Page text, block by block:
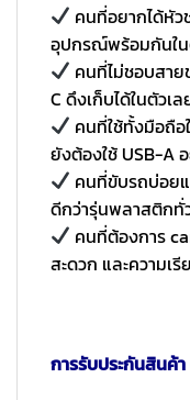
คนที่อยากได้หัว
อุปกรณ์พร้อมกันใน
คนที่ไม่ชอบสาย
C ดึงเก็บได้ในตัวเล
คนที่ใช้ทั้งมือถื
ยังต้องใช้ USB-A
คนที่ขับรถบ่อย
ดีกว่ารุ่นพลาสติกทั่
คนที่ต้องการ
สะดวก และความเ
การรับประกันสินค้